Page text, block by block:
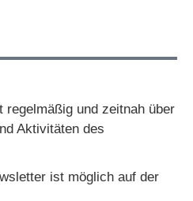
regelmäßig und zeitnah über
Aktivitäten des
ist möglich auf der